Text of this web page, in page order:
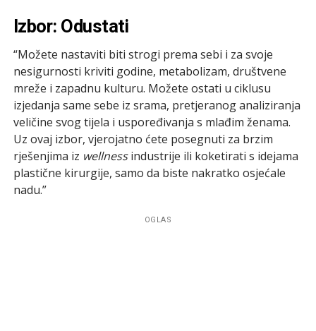
Izbor: Odustati
“Možete nastaviti biti strogi prema sebi i za svoje
nesigurnosti kriviti godine, metabolizam, društvene
mreže i zapadnu kulturu. Možete ostati u ciklusu
izjedanja same sebe iz srama, pretjeranog analiziranja
veličine svog tijela i uspoređivanja s mlađim ženama.
Uz ovaj izbor, vjerojatno ćete posegnuti za brzim
rješenjima iz wellnessindustrije ili koketirati s idejama
plastične kirurgije, samo da biste nakratko osjećale
nadu.”
OGLAS